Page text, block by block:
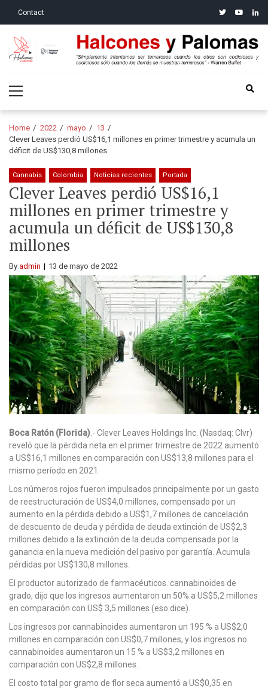
Contact twitteryoutube
Halcones y Palomas
Menu
Home 2022 mayo
13
Clever Leaves perdió US$16,1 millones en primer trimestre y acumula un
déficit de US$130,8 millones
Cannabis Colombia Noticias recientes Portada
Clever Leaves perdió US$16,1
millones en primer trimestre y
acumula un déficit de US$130,8
millones
By admin 13 de mayo de 2022
Boca Ratón (Florida) .- Clever Leaves Holdings Inc. (Nasdaq: Clvr)
reveló que la pérdida neta en el primer trimestre de 2022 aumentó
a US$16,1 millones en comparación con US$13,8 millones para el
mismo período en 2021.
Los números rojos fueron impulsados principalmente por un gasto
de reestructuración de US$4,0 millones, compensado por un
aumento en la pérdida debido a US$1,7 millones de cancelación
de descuento de deuda y pérdida de deuda extinción de US$2,3
millones debido a la extinción de la deuda compensada por la
ganancia en la nueva medición del pasivo por garantía. Acumula
pérdidas por US$130,8 millones.
El productor autorizado de farmacéuticos. cannabinoides de
grado, dijo que los ingresos aumentaron un 50% a US$5,2 millones
en comparación con US$ 3,5 millones (eso dice).
Los ingresos por cannabinoides aumentaron un 195 % a US$2,0
millones en comparación con US$0,7 millones, y los ingresos no
cannabinoides aumentaron un 15 % a US$3,2 millones en
comparación con US$2,8 millones.
El costo total por gramo de flor seca aumentó a US$0,35 en